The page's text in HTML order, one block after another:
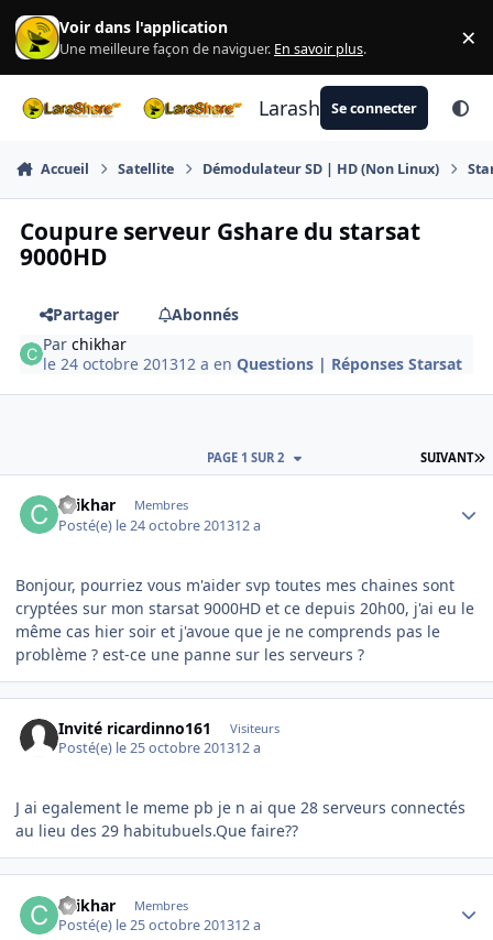
Aller au contenu
Voir dans l'application
Une meilleure façon de naviguer. En savoir plus. ×
LarashareSe connecter
Accueil Satellite Démodulateur SD | HD (Non Linux)
Coupure serveur Gshare du starsat
9000HD
Partager
Abonnés
Parchikhar
le 24 octobre 201312 a enQuestions | Réponses Starsat
SUIVANT
PAGE 1 SUR 2
chikhar Membres
Posté(e) le 24 octobre 201312 a
Bonjour, pourriez vous m'aider svp toutes mes chaines sont
cryptées sur mon starsat 9000HD et ce depuis 20h00, j'ai eu le
même cas hier soir et j'avoue que je ne comprends pas le
problème ? est-ce une panne sur les serveurs ?
Invité ricardinno161 Visiteurs
Posté(e) le 25 octobre 201312 a
J ai egalement le meme pb je n ai que 28 serveurs connectés
au lieu des 29 habitubuels.Que faire??
chikhar Membres
Posté(e) le 25 octobre 201312 a